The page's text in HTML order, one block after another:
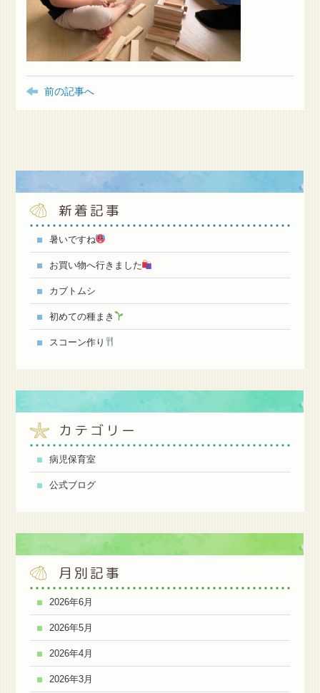
前の記事へ
新着記事
暑いですね
お買い物へ行きました
カブトムシ
初めての種まき
スコーン作り
カテゴリー
病児保育室
公式ブログ
月別記事
2026年6月
2026年5月
2026年4月
2026年3月